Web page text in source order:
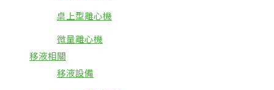
桌上型離心機
微量離心機
移液相關
移液設備